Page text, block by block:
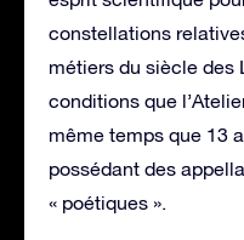
constellations
métiers du siècle des
conditions que
même temps que 13
possédant des
« poétiques ».